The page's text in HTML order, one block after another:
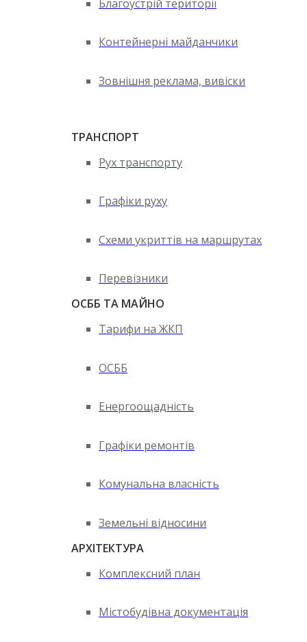
Благоустрій території
Контейнерні майданчики
Зовнішня реклама, вивіски
ТРАНСПОРТ
Рух транспорту
Графіки руху
Схеми укриттів на маршрутах
Перевізники
ОСББ ТА МАЙНО
Тарифи на ЖКП
ОСББ
Енергоощадність
Графіки ремонтів
Комунальна власність
Земельні відносини
АРХІТЕКТУРА
Комплексний план
Містобудівна документація